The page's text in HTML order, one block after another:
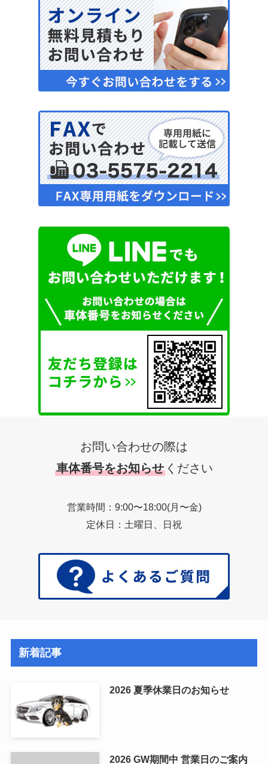
お問い合わせの際は
車体番号をお知らせ ください
営業時間：9:00〜18:00(月〜金)
定休日：土曜日、日祝
新着記事
2026 夏季休業日のお知らせ
2026 GW期間中 営業日のご案内